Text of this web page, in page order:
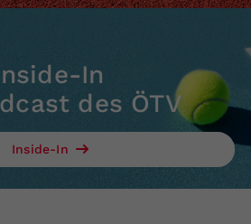
In
des ÖTV
Inside-In